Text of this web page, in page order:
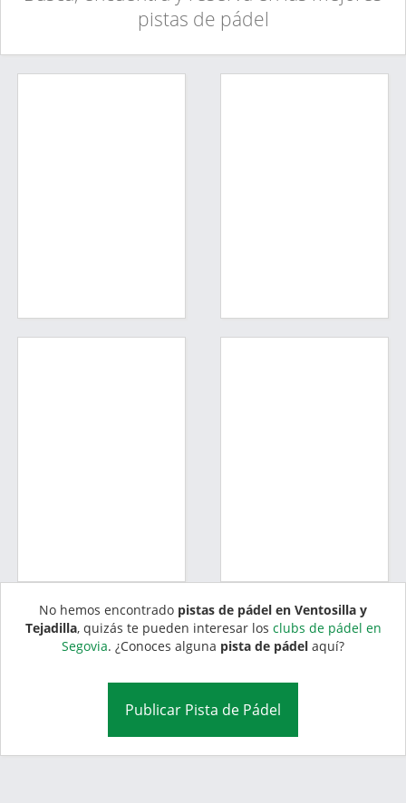
pistas de pádel
No hemos encontrado pistas de pádel en Ventosilla y
Tejadilla, quizás te pueden interesar los clubs de pádel en
Segovia. ¿Conoces alguna pista de pádel aquí?
Publicar Pista de Pádel